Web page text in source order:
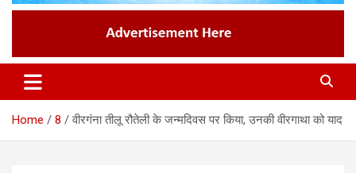
Praja Today
News Website
Home 8 वीरगंना तीलू रौतेली के जन्मदिवस पर किया, उनकी वीरगाथा को याद